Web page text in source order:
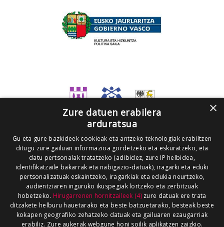
×
Zure datuen erabilera
arduratsua
Gu eta gure bazkideek cookieak eta antzeko teknologiak erabiltzen
ditugu zure gailuan informazioa gordetzeko eta eskuratzeko, eta
datu pertsonalak tratatzeko (adibidez, zure IP helbidea,
identifikatzaile bakarrak eta nabigazio-datuak), iragarki eta eduki
pertsonalizatuak eskaintzeko, iragarkiak eta edukia neurtzeko,
audientziaren inguruko ikuspegiak lortzeko eta zerbitzuak
hobetzeko. Hirugarrenen hornitzaileek (4)zure datuak ere trata
ditzakete helburu hauetarako eta beste batzuetarako, besteak beste
kokapen geografiko zehatzeko datuak eta gailuaren ezaugarriak
erabiliz. Zure aukerak webgune honi soilik aplikatzen zaizkio.